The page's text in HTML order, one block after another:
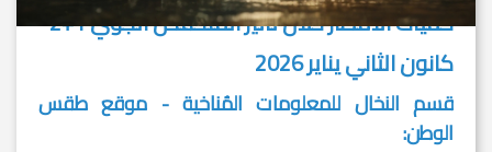
كميات الامطار خلال تأثير المنخفض الجوي 1+2
كانون الثاني يناير 2026
قسم النخال للمعلومات المُناخية - موقع طقس
الوطن: